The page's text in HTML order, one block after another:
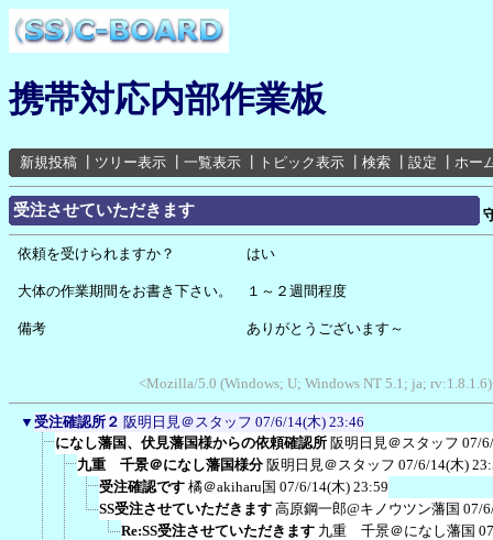
携帯対応内部作業板
新規投稿 ツリー表示 一覧表示 トピック表示 検索 設定 ホー
受注させていただきます
依頼を受けられますか？ はい
大体の作業期間をお書き下さい。 １～２週間程度
備考 ありがとうございます～
<Mozilla/5.0 (Windows; U; Windows NT 5.1; ja;
▼ 受注確認所２ 阪明日見＠スタッフ 07/6/14(木) 23:46
になし藩国、伏見藩国様からの依頼確認所 阪明日見＠スタッフ 07/
九重 千景＠になし藩国様分 阪明日見＠スタッフ 07/6/14(木)
受注確認です 橘＠akiharu国 07/6/14(木) 23:59
SS受注させていただきます 高原鋼一郎@キノウツン藩国 07/
Re:SS受注させていただきます 九重 千景＠になし藩国